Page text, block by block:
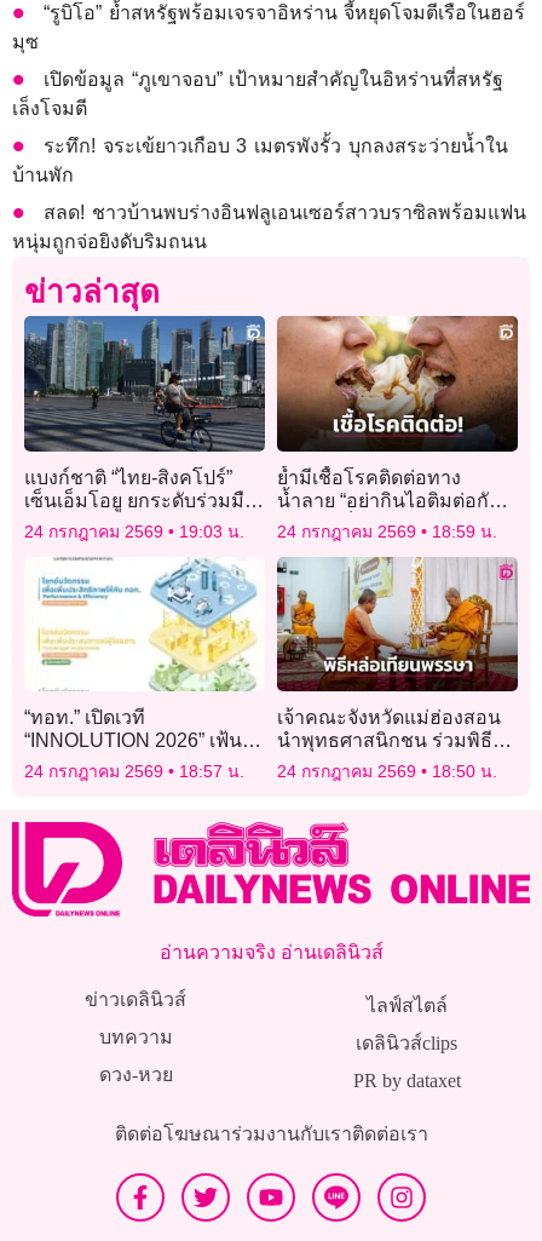
“รูบิโอ” ย้ำสหรัฐพร้อมเจรจาอิหร่าน จี้หยุดโจมตีเรือในฮอร์
มุซ
เปิดข้อมูล “ภูเขาจอบ” เป้าหมายสำคัญในอิหร่านที่สหรัฐ
เล็งโจมตี
ระทึก! จระเข้ยาวเกือบ 3 เมตรพังรั้ว บุกลงสระว่ายน้ำใน
บ้านพัก
สลด! ชาวบ้านพบร่างอินฟลูเอนเซอร์สาวบราซิลพร้อมแฟน
หนุ่มถูกจ่อยิงดับริมถนน
ข่าวล่าสุด
แบงก์ชาติ “ไทย-สิงคโปร์”
เซ็นเอ็มโอยู ยกระดับร่วมมือ
ไซเบอร์ สกัดโกงดิจิทัล
24 กรกฎาคม 2569 19:03 น.
ย้ำมีเชื้อโรคติดต่อทาง
น้ำลาย “อย่ากินไอติมต่อกัน”
ไม่ควรเห็นคนดังทำจนกลาย
เป็นเรื่องตลก!
24 กรกฎาคม 2569 18:59 น.
“ทอท.” เปิดเวที
“INNOLUTION 2026” เฟ้นไอ
เดียพัฒนานวัตกรรม ยกระดับ
สนามบินไทย
24 กรกฎาคม 2569 18:57 น.
เจ้าคณะจังหวัดแม่ฮ่องสอน
นำพุทธศาสนิกชน ร่วมพิธี
หล่อเทียนพรรษา
24 กรกฎาคม 2569 18:50 น.
อ่านความจริง อ่านเดลินิวส์
ข่าวเดลินิวส์
บทความ
ดวง-หวย
ไลฟ์สไตล์
เดลินิวส์clips
PR by dataxet
ติดต่อโฆษณาร่วมงานกับเราติดต่อเรา